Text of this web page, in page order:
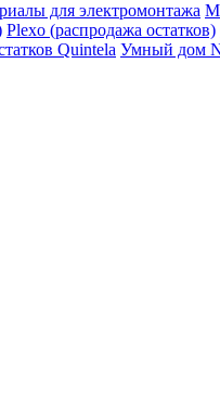
для электромонтажа
Plexo (распродажа остатков)
Quintela Умный дом